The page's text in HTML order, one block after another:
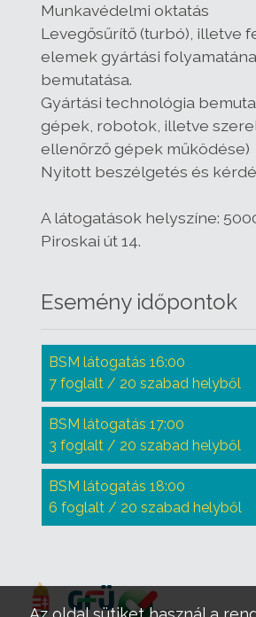
Munkavédelmi oktatás
Levegősűrítő (turbó), illetve
elemek gyártási
bemutatása.
Gyártási technológia
gépek, robotok, illetve
ellenőrző gépek működése)
Nyitott beszélgetés és
A látogatások helyszíne:
Piroskai út 14.
Esemény időpontok
BSM látogatás 16:00
7 foglalt / 20 szabad helyből
BSM látogatás 17:00
3 foglalt / 20 szabad helyből
BSM látogatás 18:00
6 foglalt / 20 szabad helyből